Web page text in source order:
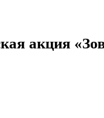
акция